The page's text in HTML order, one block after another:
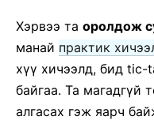
Хэрвээ та оролдож
манай практик
хүү хичээлд, бид tic-
байгаа. Та магадгүй
алгасах гэж яарч